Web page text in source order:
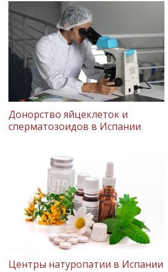
Донорство яйцеклеток и
сперматозоидов в Испании
Центры натуропатии в Испании